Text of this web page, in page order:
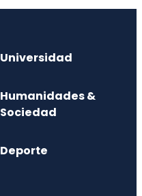
Universidad
Humanidades &
Sociedad
Deporte